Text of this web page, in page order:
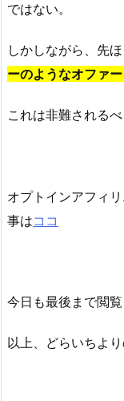
ではない。
しかしながら、先
ーのようなオファ
これは非難されるべ
オプトインアフィ
事はココ
今日も最後まで閲
以上、どらいちより